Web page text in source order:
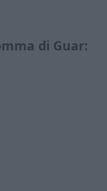
di Guar: